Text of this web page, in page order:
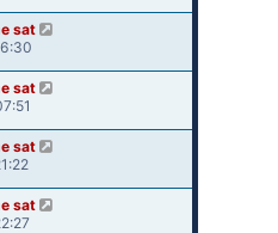
sat
sat
sat
sat